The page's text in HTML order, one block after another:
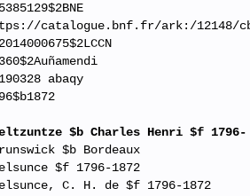
catalogue.bnf.fr/ark:/12148/
abaqy
$b Charles Henri $f 1796-
$b Bordeaux
$f 1796-1872
C. H. de $f 1796-1872